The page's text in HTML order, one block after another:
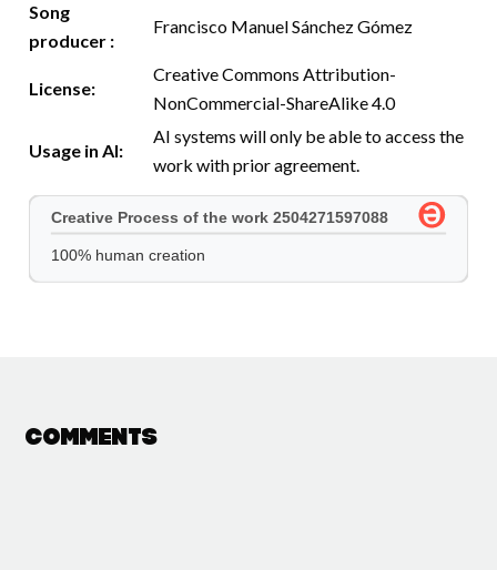
Song
producer :
Francisco Manuel Sánchez Gómez
License:
Creative Commons Attribution-
NonCommercial-ShareAlike 4.0
Usage in AI:
AI systems will only be able to access the
work with prior agreement.
Comments